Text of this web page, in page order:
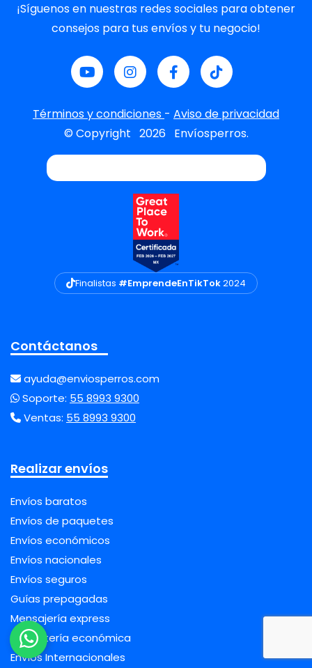
¡Síguenos en nuestras redes sociales para obtener
consejos para tus envíos y tu negocio!
Términos y condiciones - Aviso de privacidad
© Copyright 2026 Envíosperros.
Finalistas #EmprendeEnTikTok2024
Contáctanos
ayuda@enviosperros.com
Soporte: 55 8993 9300
Ventas: 55 8993 9300
Realizar envíos
Envíos baratos
Envíos de paquetes
Envíos económicos
Envíos nacionales
Envíos seguros
Guías prepagadas
Mensajería express
Paquetería económica
Envíos Internacionales